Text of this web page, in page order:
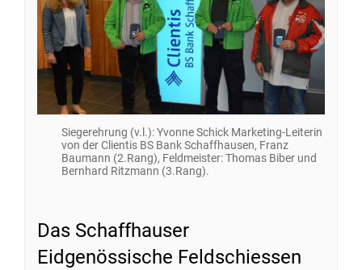
Siegerehrung (v.l.): Yvonne Schick Marketing-Leiterin
von der Clientis BS Bank Schaffhausen, Franz
Baumann (2.Rang), Feldmeister: Thomas Biber und
Bernhard Ritzmann (3.Rang).
Das Schaffhauser
Eidgenössische Feldschiessen